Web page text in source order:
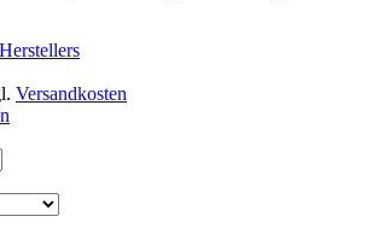
Versandkosten